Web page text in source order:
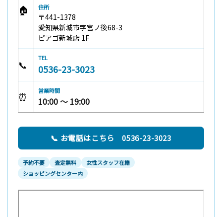
🏠 住所
〒441-1378
愛知県新城市字宮ノ後68-3
ピアゴ新城店 1F
📞
TEL
0536-23-3023
⏰ 営業時間
10:00 〜 19:00
📞 お電話はこちら 0536-23-3023
予約不要 査定無料
女性スタッフ在籍
ショッピングセンター内